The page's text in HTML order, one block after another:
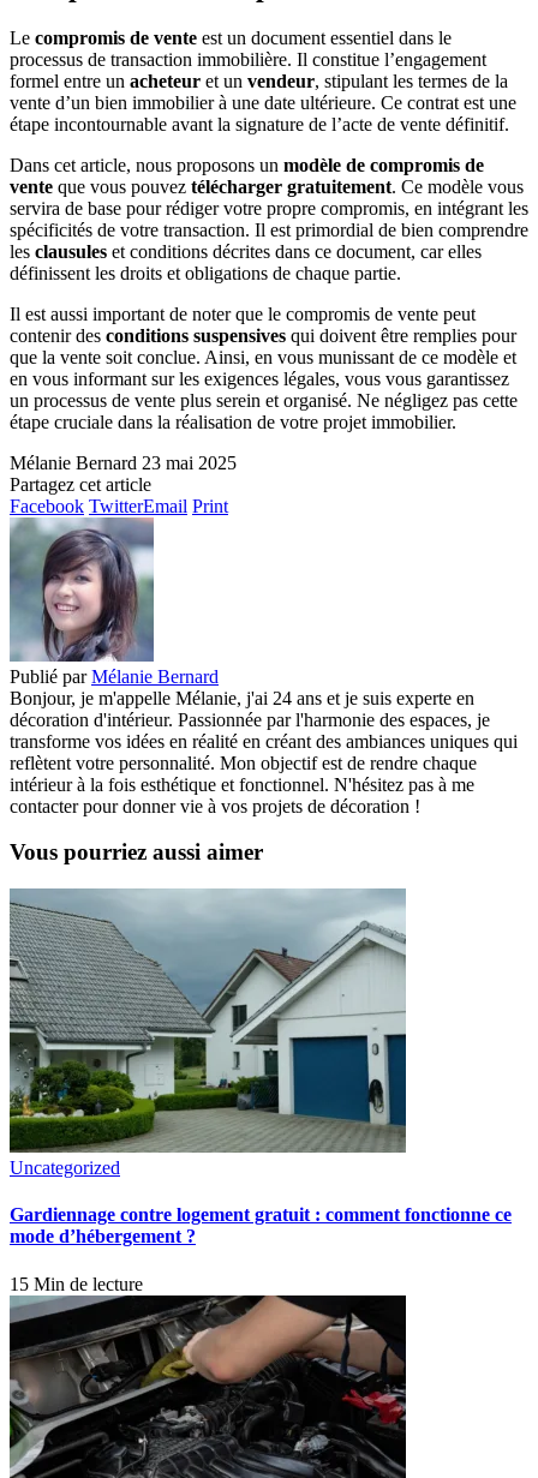
Le compromis de vente est un document essentiel dans le
processus de transaction immobilière. Il constitue l’engagement
formel entre un acheteur et un vendeur, stipulant les termes de la
vente d’un bien immobilier à une date ultérieure. Ce contrat est une
étape incontournable avant la signature de l’acte de vente définitif.
Dans cet article, nous proposons un modèle de compromis de
vente que vous pouvez télécharger gratuitement. Ce modèle vous
servira de base pour rédiger votre propre compromis, en intégrant les
spécificités de votre transaction. Il est primordial de bien comprendre
les clausules et conditions décrites dans ce document, car elles
définissent les droits et obligations de chaque partie.
Il est aussi important de noter que le compromis de vente peut
contenir des conditions suspensives qui doivent être remplies pour
que la vente soit conclue. Ainsi, en vous munissant de ce modèle et
en vous informant sur les exigences légales, vous vous garantissez
un processus de vente plus serein et organisé. Ne négligez pas cette
étape cruciale dans la réalisation de votre projet immobilier.
Mélanie Bernard 23 mai 2025
Partagez cet article
Facebook TwitterEmail Print
Publié par Mélanie Bernard
Bonjour, je m'appelle Mélanie, j'ai 24 ans et je suis experte en
décoration d'intérieur. Passionnée par l'harmonie des espaces, je
transforme vos idées en réalité en créant des ambiances uniques qui
reflètent votre personnalité. Mon objectif est de rendre chaque
intérieur à la fois esthétique et fonctionnel. N'hésitez pas à me
contacter pour donner vie à vos projets de décoration !
Vous pourriez aussi aimer
Uncategorized
Gardiennage contre logement gratuit : comment fonctionne ce
mode d’hébergement ?
15 Min de lecture